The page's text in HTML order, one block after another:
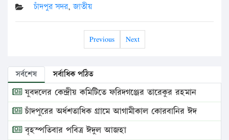
চাঁদপুর সদর,জাতীয়
Previous Next
সর্বশেষ সর্বাধিক পঠিত
যুবদলের কেন্দ্রীয় কমিটিতে ফরিদগঞ্জের তারেকুর রহমান
চাঁদপুরের অর্ধশতাধিক গ্রামে আগামীকাল কোরবানির ঈদ
বৃহস্পতিবার পবিত্র ঈদুল আজহা